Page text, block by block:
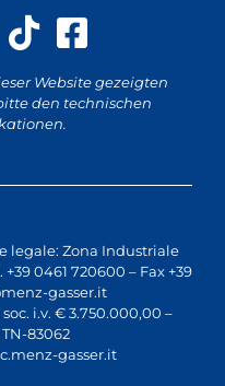
Website gezeigten
den technischen
legale: Zona Industriale
0461 720600 – Fax +39
gasser.it
i.v. € 3.750.000,00 –
TN-83062
gasser.it